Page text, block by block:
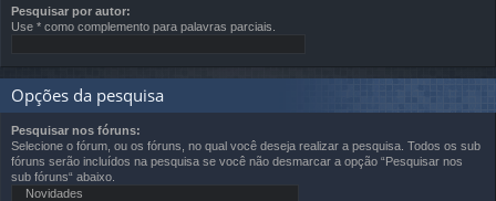
Pesquisar por autor:
Use * como complemento para palavras parciais.
Opções da pesquisa
Pesquisar nos fóruns:
Selecione o fórum, ou os fóruns, no qual você deseja realizar a pesquisa. Todos os sub
fóruns serão incluídos na pesquisa se você não desmarcar a opção “Pesquisar nos
sub fóruns“ abaixo.